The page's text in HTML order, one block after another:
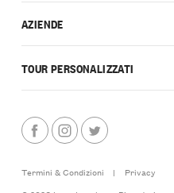
AZIENDE
TOUR PERSONALIZZATI
Termini & Condizioni |
Privacy